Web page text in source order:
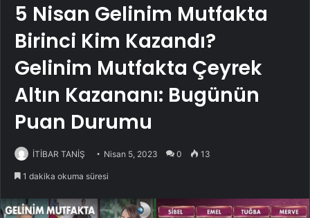
5 Nisan Gelinim Mutfakta
Birinci Kim Kazandı?
Gelinim Mutfakta Çeyrek
Altın Kazananı: Bugünün
Puan Durumu
İTİBAR TANİŞ Nisan 5, 2023 0 13
1 dakika okuma süresi